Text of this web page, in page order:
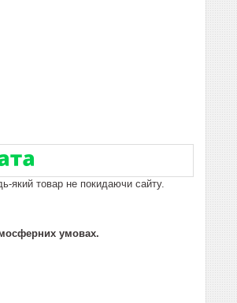
який товар не покидаючи сайту.
умовах.